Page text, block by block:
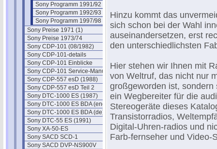
Sony Programm 1991/92 CDs
Sony Programm 1992/93
Sony Programm 1997/98
Sony Preise 1971 (1)
Sony Preise 1973/74
Sony CDP-101 (08/1982)
Sony CDP-101-details
Sony CDP-101 Einblicke
Sony CDP-101 Service-Manual
Sony CDP-557 esD (1988)
Sony CDP-557 esD Teil 2
Sony DTC-1000 ES (1987)
Sony DTC-1000 ES BDA (eng)
Sony DTC-1000 ES BDA (de)
Sony DTC-55 ES (1991)
Sony XA-50-ES
Sony SACD SCD-1
Sony SACD DVP-NS900V
Hinzu kommt das
sich schon bei der Wahl
auseinandersetzen, erst
den unterschiedlichsten
Hier stehen wir Ihnen mit
von Weltruf, das nicht nur
großgeworden ist,
ein Wegbereiter für die
Stereogeräte dieses
Transistorradios,
Digital-Uhren-radios und
Farb-fernseher und Video-